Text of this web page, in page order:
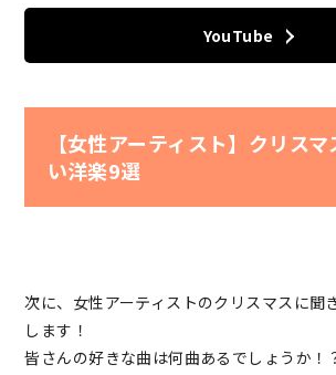
YouTube
【女性アーティスト】クリス
い洋楽9選
次に、女性アーティストのクリスマスに聞
します！
皆さんの好きな曲は何曲あるでしょうか！